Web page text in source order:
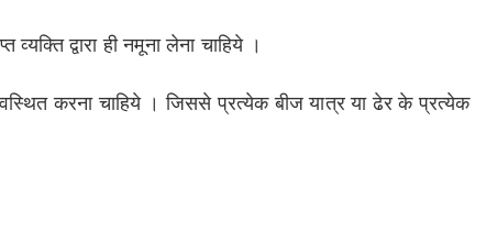
व्यक्ति द्वारा ही नमूना लेना चाहिये ।
करना चाहिये । जिससे प्रत्येक बीज यात्र या ढेर के प्रत्येक